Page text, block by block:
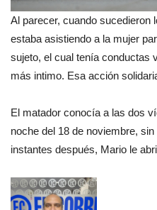
Al parecer, cuando sucedieron
estaba asistiendo a la mujer
sujeto, el cual tenía conductas
más intimo. Esa acción
El matador conocía a las dos
noche del 18 de noviembre,
instantes después, Mario le